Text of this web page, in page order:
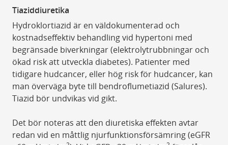
Tiaziddiuretika
Hydroklortiazid är en väldokumenterad och
kostnadseffektiv behandling vid hypertoni med
begränsade biverkningar (elektrolytrubbningar och
ökad risk att utveckla diabetes). Patienter med
tidigare hudcancer, eller hög risk för hudcancer, kan
man överväga byte till bendroflumetiazid (Salures).
Tiazid bör undvikas vid gikt.
Det bör noteras att den diuretiska effekten avtar
redan vid en måttlig njurfunktionsförsämring (eGFR